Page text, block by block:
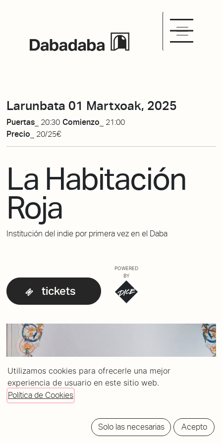
Larunbata 01 Martxoak, 2025
Puertas_ 20:30 Comienzo_ 21:00
Precio_ 20/25€
La Habitación
Roja
Institución del indie por primera vez en el Daba
tickets
POWERED
BY
Utilizamos cookies para ofrecerle una mejor
experiencia de usuario en este sitio web.
Política de Cookies
Solo las necesarias Acepto